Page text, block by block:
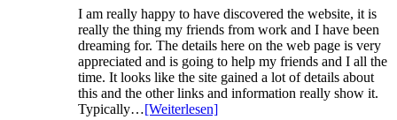
I am really happy to have discovered the website, it is
really the thing my friends from work and I have been
dreaming for. The details here on the web page is very
appreciated and is going to help my friends and I all the
time. It looks like the site gained a lot of details about
this and the other links and information really show it.
Typically…[Weiterlesen]